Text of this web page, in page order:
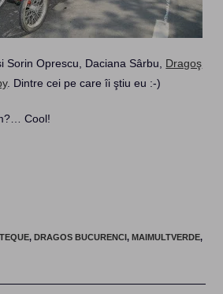
Sorin Oprescu, Daciana Sârbu, Dragoş
. Dintre cei pe care îi ştiu eu :-)
Cool!
, DRAGOS BUCURENCI, MAIMULTVERDE,